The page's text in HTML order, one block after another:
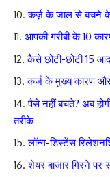
कर्ज़ के जाल से बचने
आपकी गरीबी के 10
कैसे छोटी-छोटी 15
कर्ज के मुख्य कारण
पैसे नहीं बचते? अब
तरीके
लॉन्ग-डिस्टेंस
शेयर बाजार गिरने पर